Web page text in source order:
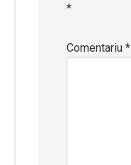
*
Comentariu*